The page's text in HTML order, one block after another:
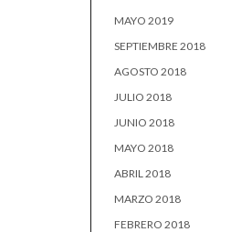
MAYO 2019
SEPTIEMBRE 2018
AGOSTO 2018
JULIO 2018
JUNIO 2018
MAYO 2018
ABRIL 2018
MARZO 2018
FEBRERO 2018